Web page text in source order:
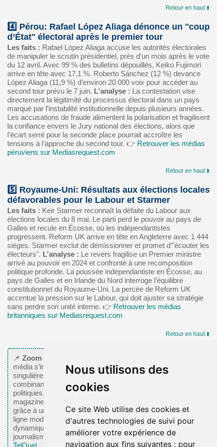
Nous utilisons des
cookies
Ce site Web utilise des cookies et
d'autres technologies de suivi pour
améliorer votre expérience de
navigation aux fins suivantes : pour
Retour en haut ⬆️
4️⃣ Pérou: Rafael López Aliaga dénonce un ''coup
d’État'' électoral après le premier tour
Les faits : Rafael López Aliaga accuse les autorités électorales
de manipuler le scrutin présidentiel, près d’un mois après le vote
du 12 avril. Avec 99 % des bulletins dépouillés, Keiko Fujimori
arrive en tête avec 17,1 %. Roberto Sánchez (12 %) devance
López Aliaga (11,9 %) d’environ 20 000 voix pour accéder au
second tour prévu le 7 juin. L'analyse : La contestation vise
directement la légitimité du processus électoral dans un pays
marqué par l’instabilité institutionnelle depuis plusieurs années.
Les accusations de fraude alimentent la polarisation et fragilisent
la confiance envers le Jury national des élections, alors que
l’écart serré pour la seconde place pourrait accroître les
tensions à l’approche du second tour. 👉 Retrouver les médias
péruviens sur Mediasrequest.com
Retour en haut ⬆️
5️⃣ Royaume‑Uni: Résultats aux élections locales
défavorables pour le Labour et Starmer
Les faits : Keir Starmer reconnaît la défaite du Labour aux
élections locales du 8 mai. Le parti perd le pouvoir au pays de
Galles et recule en Écosse, où les indépendantistes
progressent. Reform UK arrive en tête en Angleterre avec 1 444
sièges. Starmer exclut de démissionner et promet d’"écouter les
électeurs". L'analyse : Le revers fragilise un Premier ministre
arrivé au pouvoir en 2024 et confronté à une recomposition
politique profonde. La poussée indépendantiste en Écosse, au
pays de Galles et en Irlande du Nord interroge l’équilibre
constitutionnel du Royaume-Uni. La percée de Reform UK
accentue la pression sur le Labour, qui doit ajuster sa stratégie
sans perdre son unité interne. 👉 Retrouver les médias
britanniques sur Mediasrequest.com
Retour en haut ⬆️
📌 Zoom sur le média de la semaine
média s’intéresse àTelQuel . TelQuel occupe une place
singulière dans le paysage médiatique marocain en
combinant analyse, enquêtes et décryptage des enjeux
politiques, économiques et sociétaux. Fondé en 2001, le
magazine s’est imposé comme une référence francophone
grâce à une approche éditoriale structurée et critique. Sa
ligne moderne, centrée sur la compréhension des
dynamiques nationales, en fait un acteur durable du
journalisme d’analyse au Maroc. 🔗En savoir plus sur